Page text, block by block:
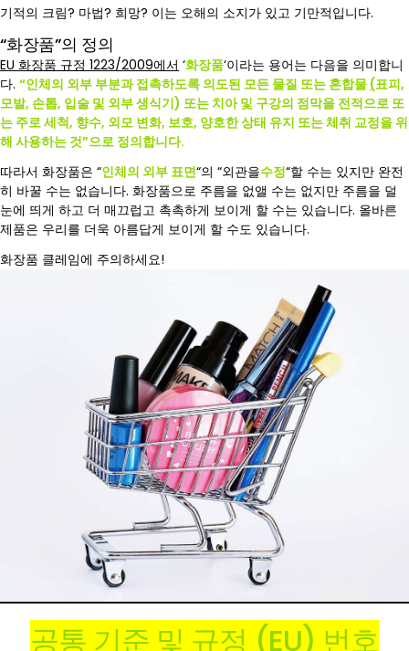
기적의 크림? 마법? 희망? 이는 오해의 소지가 있고 기만적입니다.
“화장품”의 정의
EU 화장품 규정 1223/2009에서 ‘화장품‘이라는 용어는 다음을 의미합니
다. “인체의 외부 부분과 접촉하도록 의도된 모든 물질 또는 혼합물 (표피,
모발, 손톱, 입술 및 외부 생식기) 또는 치아 및 구강의 점막을 전적으로 또
는 주로 세척, 향수, 외모 변화, 보호, 양호한 상태 유지 또는 체취 교정을 위
해 사용하는 것”으로 정의합니다.
따라서 화장품은 “인체의 외부 표면“의 “외관을수정“할 수는 있지만 완전
히 바꿀 수는 없습니다. 화장품으로 주름을 없앨 수는 없지만 주름을 덜
눈에 띄게 하고 더 매끄럽고 촉촉하게 보이게 할 수는 있습니다. 올바른
제품은 우리를 더욱 아름답게 보이게 할 수도 있습니다.
화장품 클레임에 주의하세요!
공통 기준 및 규정 (EU) 번호